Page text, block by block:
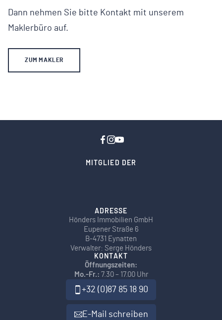
Dann nehmen Sie bitte Kontakt mit unserem
Maklerbüro auf.
ZUM MAKLER
MITGLIED DER
ADRESSE
Hönders Immobilien GmbH
Eupener Straße 6
B-4731 Eynatten
Verwalter: Serge Hönders
KONTAKT
Öffnungszeiten:
Mo.-Fr.: 7.30 – 17.00 Uhr
+32 (0)87 85 18 90
E-Mail schreiben